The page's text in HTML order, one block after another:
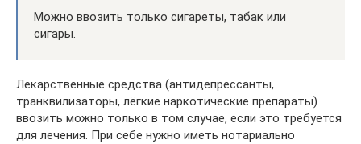
Можно ввозить только сигареты, табак или
сигары.
Лекарственные средства (антидепрессанты,
транквилизаторы, лёгкие наркотические препараты)
ввозить можно только в том случае, если это требуется
для лечения. При себе нужно иметь нотариально